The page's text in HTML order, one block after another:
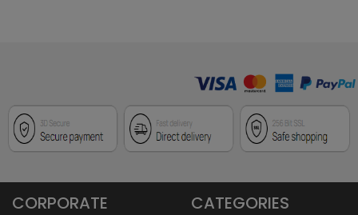
CORPORATE CATEGORIES